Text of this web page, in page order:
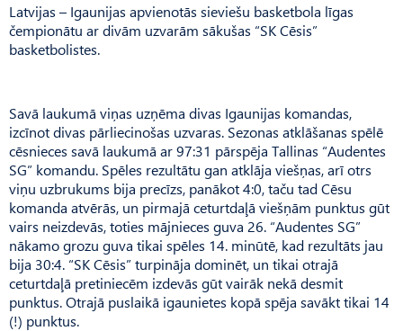
Latvijas – Igaunijas apvienotās sieviešu basketbola līgas
čempionātu ar divām uzvarām sākušas “SK Cēsis”
basketbolistes.
Savā laukumā viņas uzņēma divas Igaunijas komandas,
izcīnot divas pārliecinošas uzvaras. Sezonas atklāšanas spēlē
cēsnieces savā laukumā ar 97:31 pārspēja Tallinas “Audentes
SG” komandu. Spēles rezultātu gan atklāja viešņas, arī otrs
viņu uzbrukums bija precīzs, panākot 4:0, taču tad Cēsu
komanda atvērās, un pirmajā ceturtdaļā viešņām punktus gūt
vairs neizdevās, toties mājnieces guva 26. “Audentes SG”
nākamo grozu guva tikai spēles 14. minūtē, kad rezultāts jau
bija 30:4. “SK Cēsis” turpināja dominēt, un tikai otrajā
ceturtdaļā pretiniecēm izdevās gūt vairāk nekā desmit
punktus. Otrajā puslaikā igaunietes kopā spēja savākt tikai 14
(!) punktus.